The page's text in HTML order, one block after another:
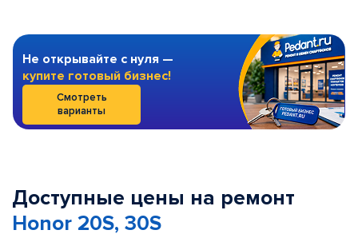
Не открывайте с нуля —
купите готовый бизнес!
Смотреть
варианты
Доступные цены на ремонт
Honor 20S, 30S